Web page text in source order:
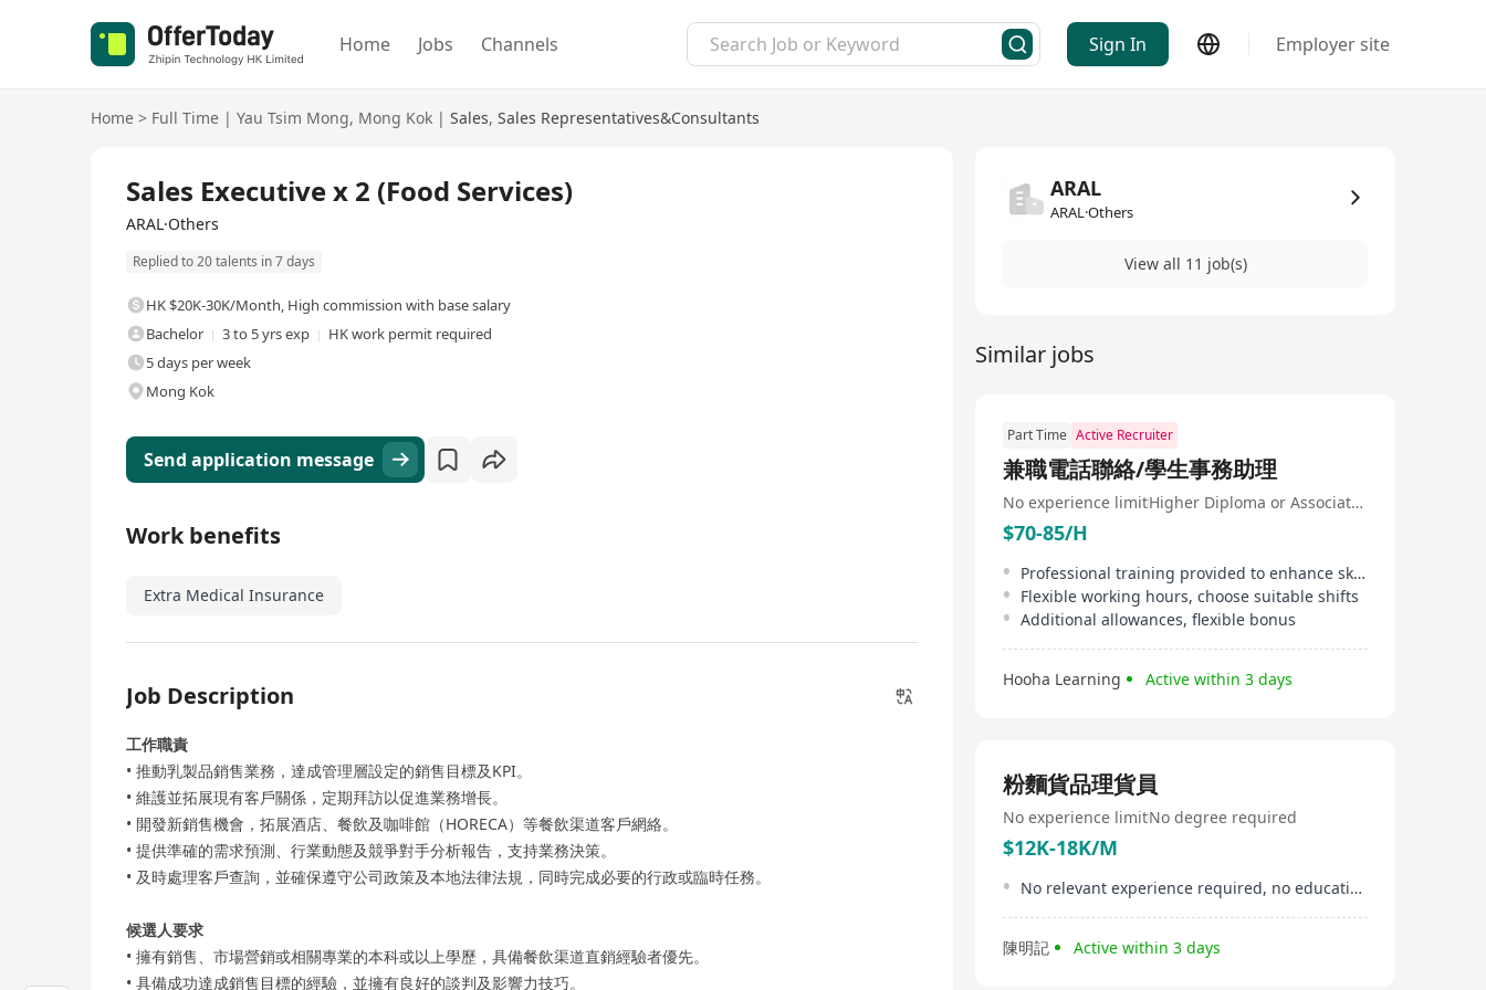
Home Jobs Channels Sign In Employer site
Home > Full Time | Yau Tsim Mong, Mong Kok | Sales, Sales Representatives&Consultants
Sales Executive x 2 (Food Services)
ARAL·Others
Replied to 20 talents in 7 days
HK $20K-30K/Month, High commission with base salary
Bachelor
3 to 5 yrs exp
HK work permit required
5 days per week
Mong Kok
Send application message
Work benefits
Extra Medical Insurance
Job Description
工作職責
• 推動乳製品銷售業務，達成管理層設定的銷售目標及KPI。
• 維護並拓展現有客戶關係，定期拜訪以促進業務增長。
• 開發新銷售機會，拓展酒店、餐飲及咖啡館（HORECA）等餐飲渠道客戶網絡。
• 提供準確的需求預測、行業動態及競爭對手分析報告，支持業務決策。
• 及時處理客戶查詢，並確保遵守公司政策及本地法律法規，同時完成必要的行政或臨時任務。
候選人要求
• 擁有銷售、市場營銷或相關專業的本科或以上學歷，具備餐飲渠道直銷經驗者優先。
• 具備成功達成銷售目標的經驗，並擁有良好的談判及影響力技巧。
ARAL
ARAL·Others
View all 11 job(s)
Similar jobs
Part Time Active Recruiter
兼職電話聯絡/學生事務助理
No experience limit Higher Diploma or Associate Degree
$70-85/H
Professional training provided to enhance skills
Flexible working hours, choose suitable shifts
Additional allowances, flexible bonus
Hooha Learning Active within 3 days
粉麵貨品理貨員
No experience limitNo degree required
$12K-18K/M
No relevant experience required, no educational limitation
陳明記 Active within 3 days